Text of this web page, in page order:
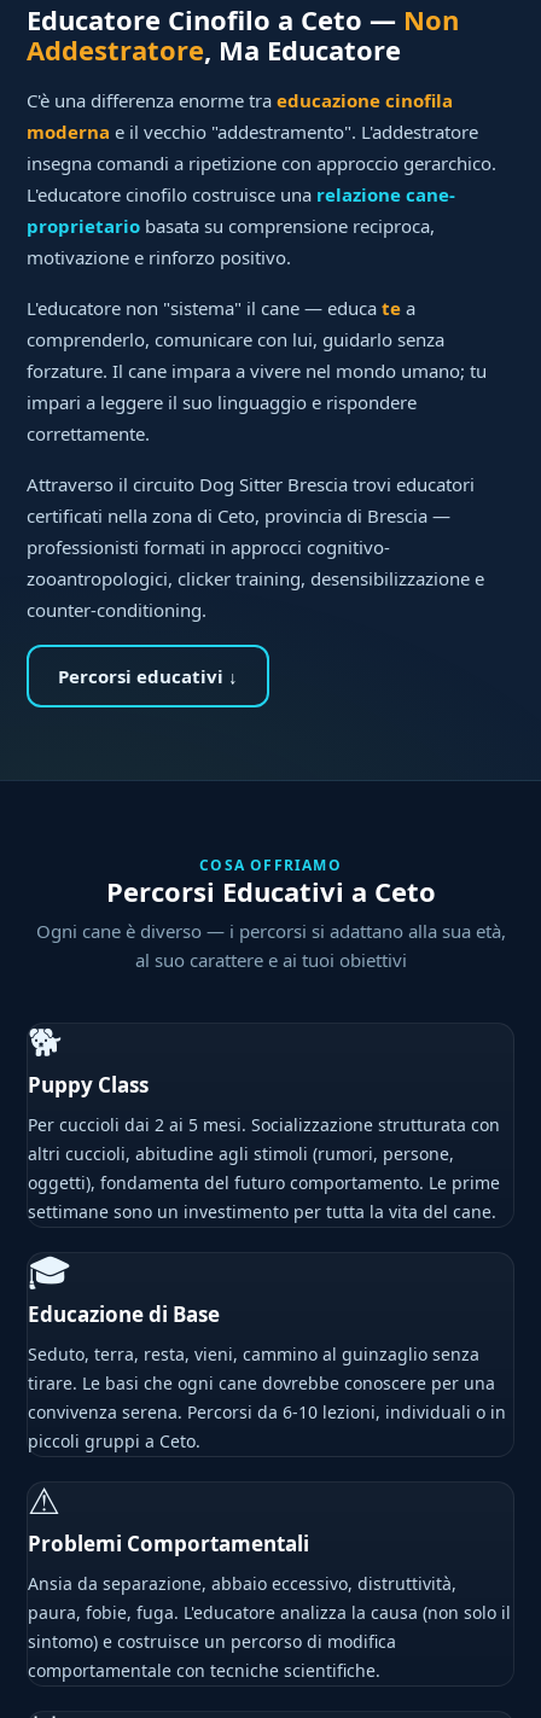
Educatore Cinofilo a Ceto — Non
Addestratore, Ma Educatore
C'è una differenza enorme traeducazione cinofila
moderna e il vecchio "addestramento". L'addestratore
insegna comandi a ripetizione con approccio gerarchico.
L'educatore cinofilo costruisce una relazione cane-
proprietario basata su comprensione reciproca,
motivazione e rinforzo positivo.
L'educatore non "sistema" il cane — educate a
comprenderlo, comunicare con lui, guidarlo senza
forzature. Il cane impara a vivere nel mondo umano; tu
impari a leggere il suo linguaggio e rispondere
correttamente.
Attraverso il circuito Dog Sitter Brescia trovi educatori
certificati nella zona di Ceto, provincia di Brescia —
professionisti formati in approcci cognitivo-
zooantropologici, clicker training, desensibilizzazione e
counter-conditioning.
Percorsi educativi ↓
COSA OFFRIAMO
Percorsi Educativi a Ceto
Ogni cane è diverso — i percorsi si adattano alla sua età,
al suo carattere e ai tuoi obiettivi
🐕
Puppy Class
Per cuccioli dai 2 ai 5 mesi. Socializzazione strutturata con
altri cuccioli, abitudine agli stimoli (rumori, persone,
oggetti), fondamenta del futuro comportamento. Le prime
settimane sono un investimento per tutta la vita del cane.
🎓
Educazione di Base
Seduto, terra, resta, vieni, cammino al guinzaglio senza
tirare. Le basi che ogni cane dovrebbe conoscere per una
convivenza serena. Percorsi da 6-10 lezioni, individuali o in
piccoli gruppi a Ceto.
⚠
Problemi Comportamentali
Ansia da separazione, abbaio eccessivo, distruttività,
paura, fobie, fuga. L'educatore analizza la causa (non solo il
sintomo) e costruisce un percorso di modifica
comportamentale con tecniche scientifiche.